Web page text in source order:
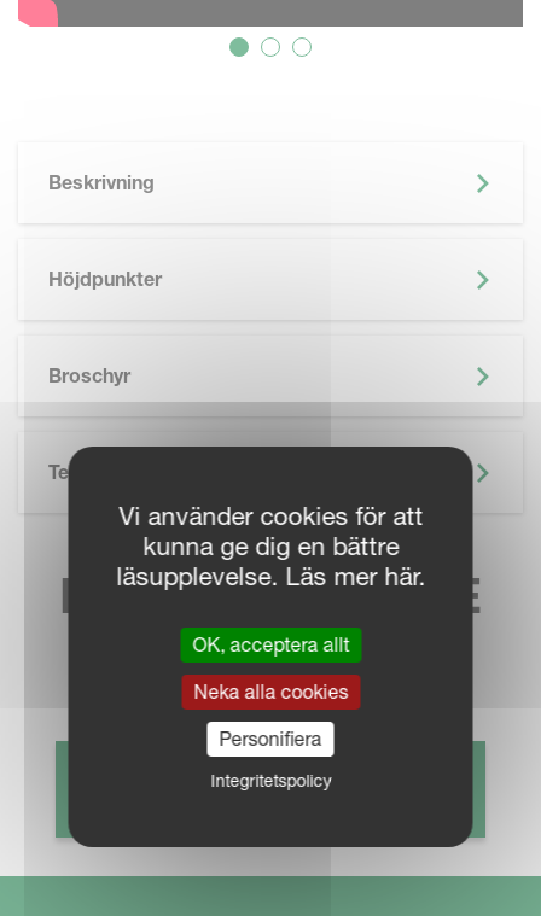
Beskrivning
Höjdpunkter
Broschyr
Teknisk Specifikation
HITTA NÄRMASTE
SÄLJKONTAKT
HITTA ÅTERFÖRSÄLJARE
Vi använder cookies för att
kunna ge dig en bättre
läsupplevelse. Läs mer här.
OK, acceptera allt
Neka alla cookies
Personifiera
Integritetspolicy